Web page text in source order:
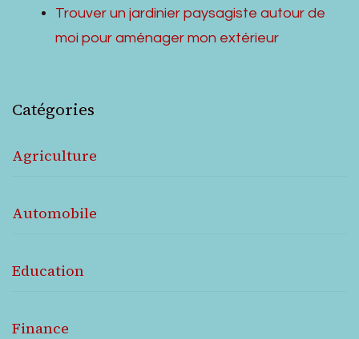
Trouver un jardinier paysagiste autour de
moi pour aménager mon extérieur
Catégories
Agriculture
Automobile
Education
Finance